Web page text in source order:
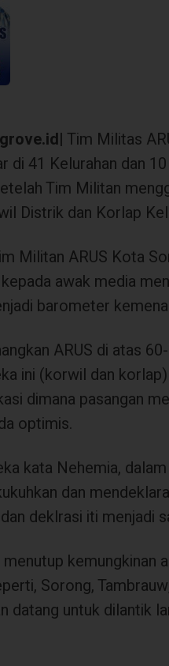
| Tim Militas
di 41 Kelurahan dan
Tim Militan
Distrik dan Korlap
Militan ARUS Kota
awak media
barometer
ARUS di atas
ini (korwil dan
dimana pasangan
optimis.
kata Nehemia,
dan
deklrasi iti menjadi
kemungkinan
Sorong,
datang untuk dilantik